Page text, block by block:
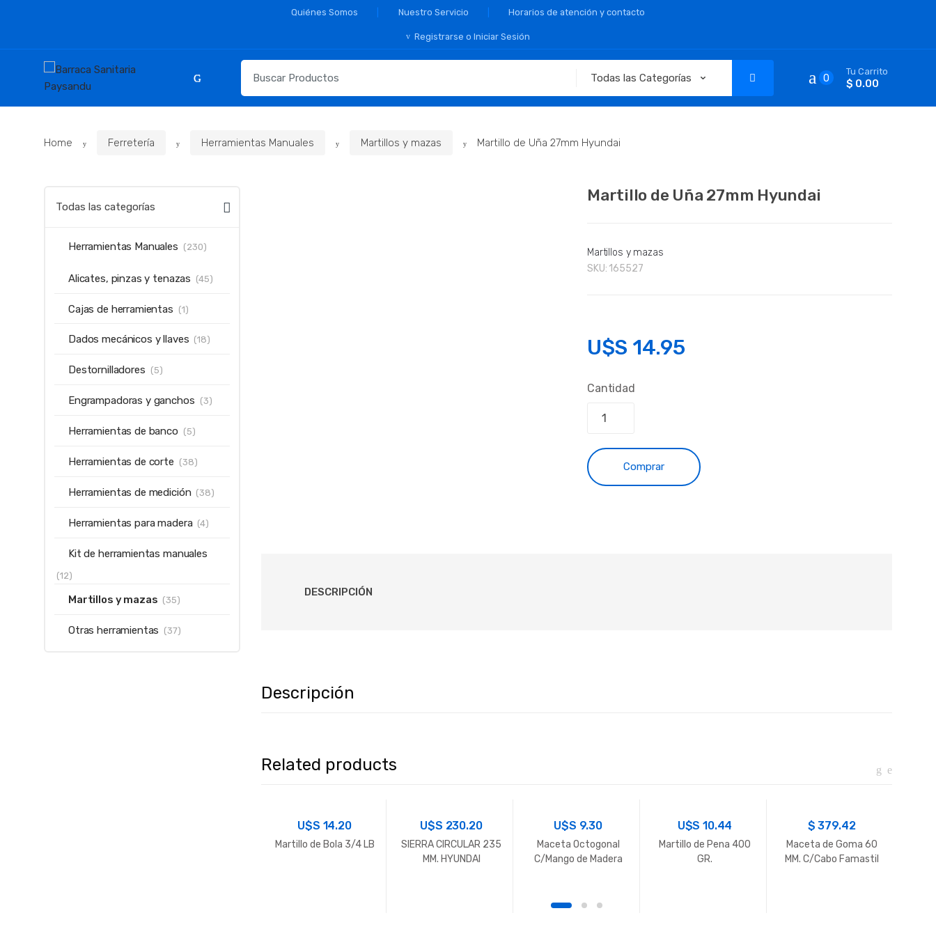
Quiénes Somos Nuestro Servicio Horarios de atención y contacto
Registrarse o Iniciar Sesión
para:
0
Tu Carrito
$ 0.00
Home Ferretería Herramientas Manuales Martillos y mazas Martillo de Uña 27mm Hyundai
Martillo de Uña 27mm Hyundai
Martillos y mazas
SKU: 165527
U$S 14.95
Cantidad
Comprar
DESCRIPCIÓN
Descripción
Related products
U$S 14.20
Martillo de Bola 3/4 LB
U$S 230.20
SIERRA CIRCULAR 235
MM. HYUNDAI
U$S 9.30
Maceta Octogonal
C/Mango de Madera
U$S10.44
Martillo de Pena 400
GR.
$379.42
Maceta de Goma 60
MM. C/Cabo Famastil
Todas las categorías
Herramientas Manuales (230)
Alicates, pinzas y tenazas (45)
Cajas de herramientas (1)
Dados mecánicos y llaves (18)
Destornilladores (5)
Engrampadoras y ganchos (3)
Herramientas de banco (5)
Herramientas de corte (38)
Herramientas de medición (38)
Herramientas para madera (4)
Kit de herramientas manuales
(12)
Martillos y mazas (35)
Otras herramientas (37)